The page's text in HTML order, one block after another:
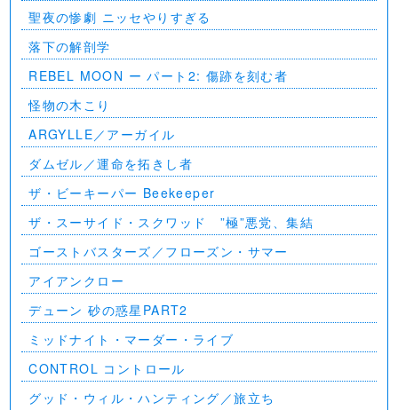
聖夜の惨劇 ニッセやりすぎる
落下の解剖学
REBEL MOON ー パート2: 傷跡を刻む者
怪物の木こり
ARGYLLE／アーガイル
ダムゼル／運命を拓きし者
ザ・ビーキーパー Beekeeper
ザ・スーサイド・スクワッド ”極”悪党、集結
ゴーストバスターズ／フローズン・サマー
アイアンクロー
デューン 砂の惑星PART2
ミッドナイト・マーダー・ライブ
CONTROL コントロール
グッド・ウィル・ハンティング／旅立ち